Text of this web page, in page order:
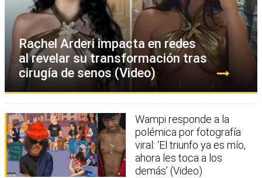
Rachel Arderi impacta en redes
al revelar su transformación tras
cirugía de senos (Video)
Wampi responde a la
polémica por fotografía
viral: ‘El triunfo ya es mío,
ahora les toca a los
demás’ (Video)